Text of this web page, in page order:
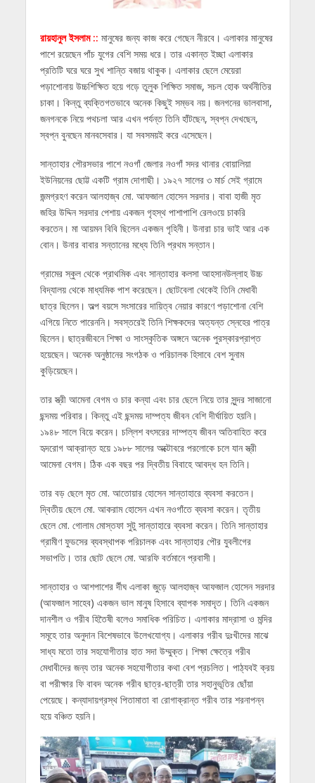
রায়হানুল ইসলাম :: মানুষের জন্য কাজ করে গেছেন নীরবে। এলাকার মানুষের
পাশে রয়েছেন পাঁচ যুগের বেশি সময় ধরে। তার একান্ত ইচ্ছা এলাকার
প্রতিটি ঘরে ঘরে সুখ শান্তি বজায় থাকুক। এলাকার ছেলে মেয়েরা
পড়াশোনায় উচ্চশিক্ষিত হয়ে গড়ে তুলুক শিক্ষিত সমাজ, সচল হোক অর্থনীতির
চাকা। কিন্তু ব্যক্তিগতভাবে অনেক কিছুই সম্ভব নয়। জনগনের ভালবাসা,
জনগনকে নিয়ে পথচলা আর এখন পর্যন্ত তিনি হাঁটছেন, স্বপ্ন দেখছেন,
স্বপ্ন বুনছেন মানবসেবার। যা সবসময়ই করে এসেছেন।
সান্তাহার পৌরসভার পাশে নওগাঁ জেলার নওগাঁ সদর থানার বোয়ালিয়া
ইউনিয়নের ছোট্ট একটি গ্রাম দোগাছী। ১৯২৭ সালের ৩ মার্চ সেই গ্রামে
জন্মগ্রহণ করেন আলহাজ্ব মো. আফজাল হোসেন সরদার। বাবা হাজী মৃত
জহির উদ্দিন সরদার পেশায় একজন গৃহস্থ পাশাপাশি রেলওয়ে চাকরি
করতেন। মা আয়মন বিবি ছিলেন একজন গৃহিনী। উনারা চার ভাই আর এক
বোন। উনার বাবার সন্তানের মধ্যে তিনি প্রথম সন্তান।
গ্রামের স্কুল থেকে প্রাথমিক এবং সান্তাহার কলসা আহসানউল্লাহ উচ্চ
বিদ্যালয় থেকে মাধ্যমিক পাশ করেছেন। ছোটবেলা থেকেই তিনি মেধাবী
ছাত্র ছিলেন। অল্প বয়সে সংসারের দায়িত্ব নেয়ার কারণে পড়াশোনা বেশি
এগিয়ে নিতে পারেননি। সবস্তরেই তিনি শিক্ষকদের অত্যন্ত স্নেহের পাত্র
ছিলেন। ছাত্রজীবনে শিক্ষা ও সাংস্কৃতিক অঙ্গনে অনেক পুরস্কারপ্রাপ্ত
হয়েছেন। অনেক অনুষ্ঠানের সংগঠক ও পরিচালক হিসাবে বেশ সুনাম
কুড়িয়েছেন।
তার স্ত্রী আমেনা বেগম ও চার কন্যা এবং চার ছেলে নিয়ে তার সুন্দর সাজানো
ছন্দময় পরিবার। কিন্তু এই ছন্দময় দাম্পত্য জীবন বেশি দীর্ঘায়িত হয়নি।
১৯৪৮ সালে বিয়ে করেন। চল্লিশ বৎসরের দাম্পত্য জীবন অতিবাহিত করে
হৃদরোগ আক্রান্ত হয়ে ১৯৮৮ সালের অক্টোবরে পরলোকে চলে যান স্ত্রী
আমেনা বেগম। ঠিক এক বছর পর দ্বিতীয় বিবাহে আবদ্ধ হন তিনি।
তার বড় ছেলে মৃত মো. আতোয়ার হোসেন সান্তাহারে ব্যবসা করতেন।
দ্বিতীয় ছেলে মো. আকরাম হোসেন এখন নওগাঁতে ব্যবসা করেন। তৃতীয়
ছেলে মো. গোলাম মোস্তফা সুটু সান্তাহারে ব্যবসা করেন। তিনি সান্তাহার
গ্রামীণ ফুডসের ব্যবস্থাপক পরিচালক এবং সান্তাহার পৌর যুবলীগের
সভাপতি। তার ছোট ছেলে মো. আরফি বর্তমানে প্রবাসী।
সান্তাহার ও আশপাশের র্দীঘ এলাকা জুড়ে আলহাজ্ব আফজাল হোসেন সরদার
(আফজাল সাহেব) একজন ভাল মানুষ হিসাবে ব্যাপক সমাদৃত। তিনি একজন
দানশীল ও গরীব হিতৈষী বলেও সমাধিক পরিচিত। এলাকার মাদ্রাসা ও মন্দির
সমূহে তার অনুদান বিশেষভাবে উলে­খযোগ্য। এলাকার গরীব দুঃখীদের মাঝে
সাধ্য মতো তার সহযোগীতার হাত সদা উম্মুক্ত। শিক্ষা ক্ষেত্রে গরীব
মেধাবীদের জন্য তার অনেক সহযোগীতার কথা বেশ প্রচলিত। পাঠ্যবই ক্রয়
বা পরীক্ষার ফি বাবদ অনেক গরীব ছাত্র-ছাত্রী তার সহানুভূতির ছোঁয়া
পেয়েছে। কন্যাদায়গ্রস্থ পিতামাতা বা রোগাক্রান্ত গরীব তার শরনাপন্ন
হয়ে বঞ্চিত হয়নি।